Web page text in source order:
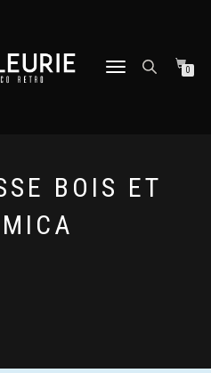
DÉPLIER
0
BOIS ET